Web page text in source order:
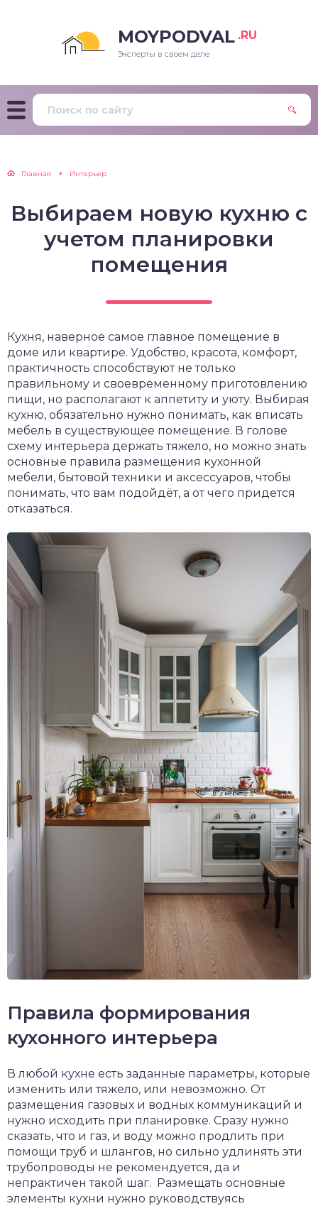
MOYPODVAL .RU
Эксперты в своем деле
Главная Интерьер
Выбираем новую кухню с
учетом планировки
помещения
Кухня, наверное самое главное помещение в
доме или квартире. Удобство, красота, комфорт,
практичность способствуют не только
правильному и своевременному приготовлению
пищи, но располагают к аппетиту и уюту. Выбирая
кухню, обязательно нужно понимать, как вписать
мебель в существующее помещение. В голове
схему интерьера держать тяжело, но можно знать
основные правила размещения кухонной
мебели, бытовой техники и аксессуаров, чтобы
понимать, что вам подойдёт, а от чего придется
отказаться.
Правила формирования
кухонного интерьера
В любой кухне есть заданные параметры, которые
изменить или тяжело, или невозможно. От
размещения газовых и водных коммуникаций и
нужно исходить при планировке. Сразу нужно
сказать, что и газ, и воду можно продлить при
помощи труб и шлангов, но сильно удлинять эти
трубопроводы не рекомендуется, да и
непрактичен такой шаг. Размещать основные
элементы кухни нужно руководствуясь